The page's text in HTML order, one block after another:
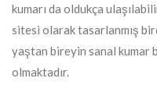
kumarı da oldukça
sitesi olarak tasarlanmış
yaştan bireyin sanal kumar
olmaktadır.